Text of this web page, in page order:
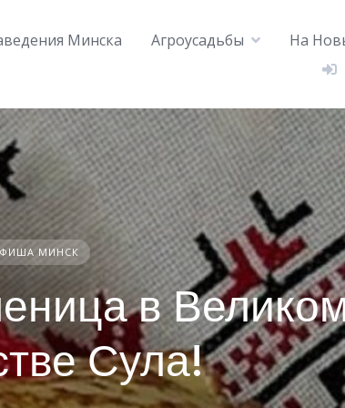
Минска Агроусадьбы
На
МИНСК
в
Сула!